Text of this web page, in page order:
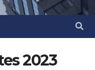
2023